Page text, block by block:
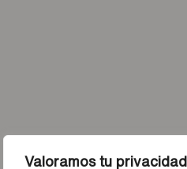
Valoramos tu privacidad